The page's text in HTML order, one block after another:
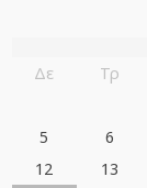
Δε Τρ
5
6
12
13